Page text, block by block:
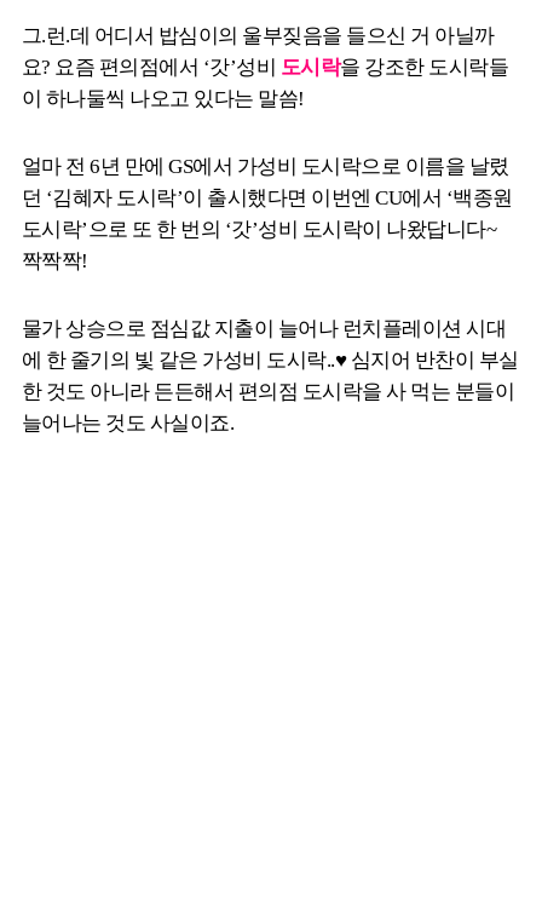
그.런.데 어디서 밥심이의 울부짖음을 들으신 거 아닐까
요? 요즘 편의점에서 ‘갓’성비 도시락을 강조한 도시락들
이 하나둘씩 나오고 있다는 말씀!
얼마 전 6년 만에 GS에서 가성비 도시락으로 이름을 날렸
던 ‘김혜자 도시락’이 출시했다면 이번엔 CU에서 ‘백종원
도시락’으로 또 한 번의 ‘갓’성비 도시락이 나왔답니다~
짝짝짝!
물가 상승으로 점심값 지출이 늘어나 런치플레이션 시대
에 한 줄기의 빛 같은 가성비 도시락..♥ 심지어 반찬이 부실
한 것도 아니라 든든해서 편의점 도시락을 사 먹는 분들이
늘어나는 것도 사실이죠.